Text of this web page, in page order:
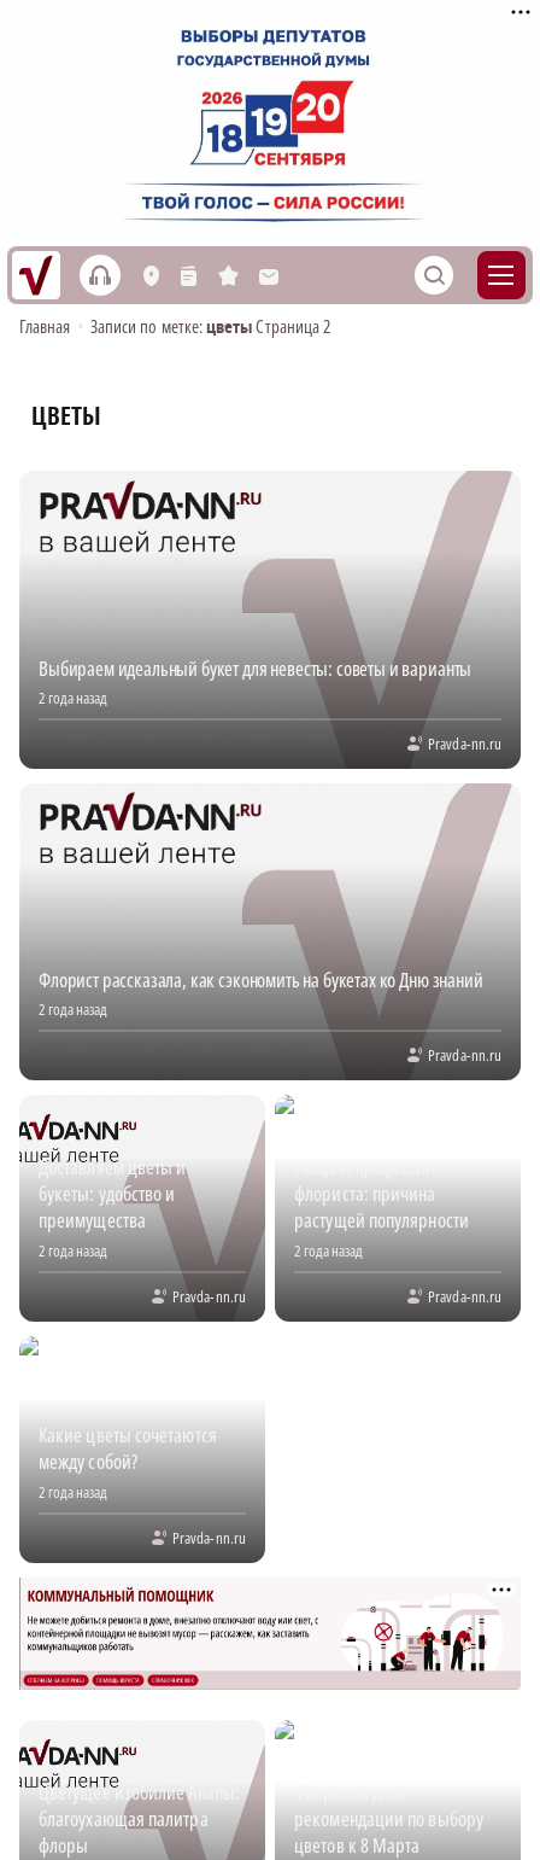
h L n s M S
Главная • Записи по метке:цветыСтраница 2
ЦВЕТЫ
Выбираем идеальный букет для невесты: советы и варианты
2 года назад
Pravda-nn.ru
Флорист рассказала, как сэкономить на букетах ко Дню знаний
2 года назад
Pravda-nn.ru
Доставляем цветы и
букеты: удобство и
преимущества
2 года назад
Pravda-nn.ru
флориста: причина
растущей популярности
2 года назад
Pravda-nn.ru
Какие цветы сочетаются
между собой?
2 года назад
Pravda-nn.ru
Цветущее изобилие Анапы:
благоухающая палитра
флоры
рекомендации по выбору
цветов к 8 Марта